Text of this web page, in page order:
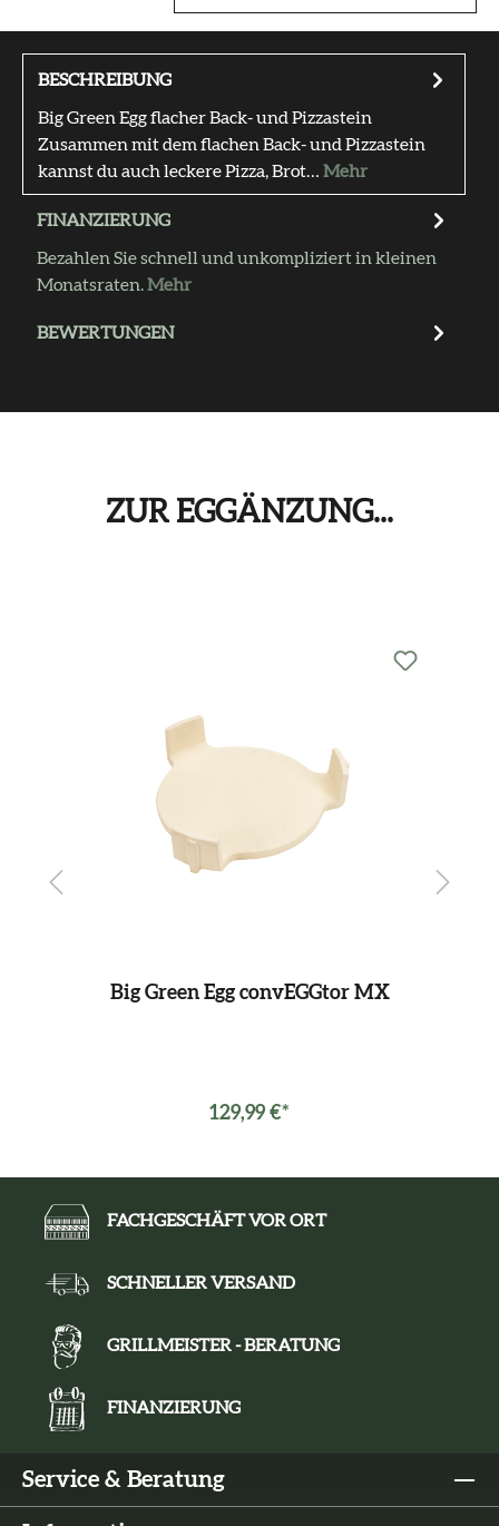
BESCHREIBUNG
Big Green Egg flacher Back- und Pizzastein
Zusammen mit dem flachen Back- und Pizzastein
kannst du auch leckere Pizza, Brot… Mehr
FINANZIERUNG
Bezahlen Sie schnell und unkompliziert in kleinen
Monatsraten.Mehr
BEWERTUNGEN
ZUR EGGÄNZUNG...
Big Green Egg convEGGtor MX
129,99 €*
FACHGESCHÄFT VOR ORT
SCHNELLER VERSAND
GRILLMEISTER - BERATUNG
FINANZIERUNG
Service & Beratung